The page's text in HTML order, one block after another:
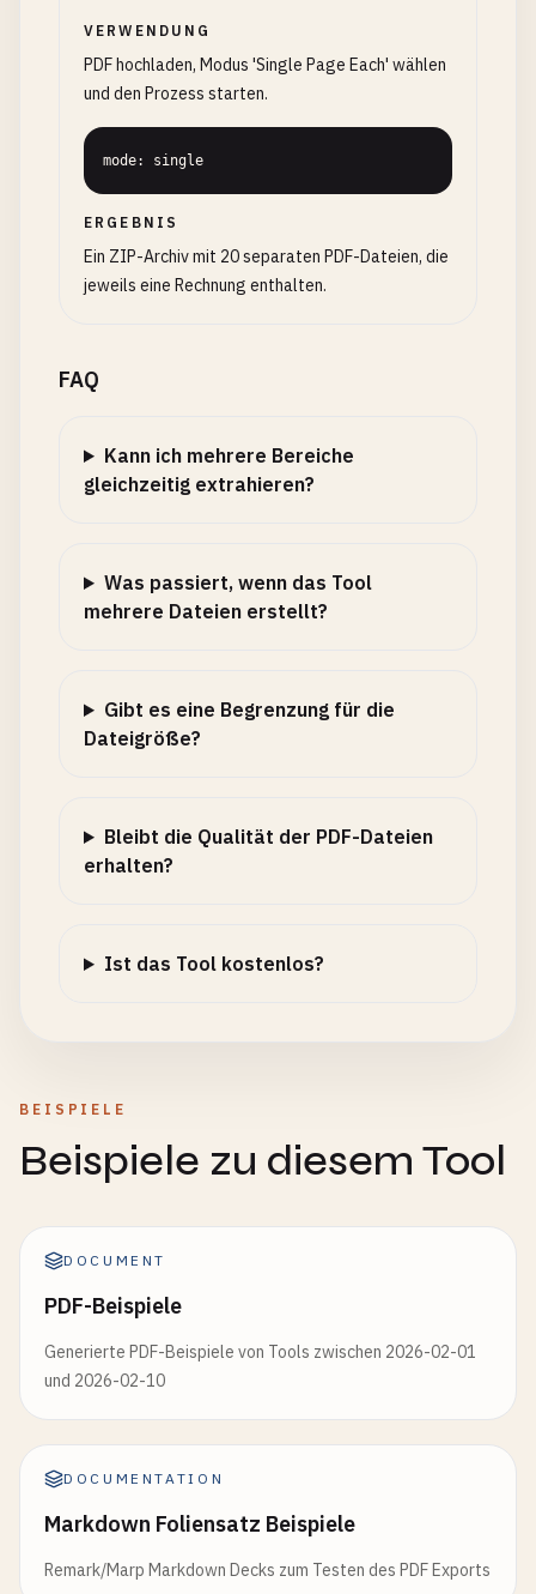
VERWENDUNG
PDF hochladen, Modus 'Single Page Each' wählen
und den Prozess starten.
mode: single
ERGEBNIS
Ein ZIP-Archiv mit 20 separaten PDF-Dateien, die
jeweils eine Rechnung enthalten.
FAQ
Kann ich mehrere Bereiche
gleichzeitig extrahieren?
Was passiert, wenn das Tool
mehrere Dateien erstellt?
Gibt es eine Begrenzung für die
Dateigröße?
Bleibt die Qualität der PDF-Dateien
erhalten?
Ist das Tool kostenlos?
BEISPIELE
Beispiele zu diesem Tool
DOCUMENT
PDF-Beispiele
Generierte PDF-Beispiele von Tools zwischen 2026-02-01
und 2026-02-10
DOCUMENTATION
Markdown Foliensatz Beispiele
Remark/Marp Markdown Decks zum Testen des PDF Exports